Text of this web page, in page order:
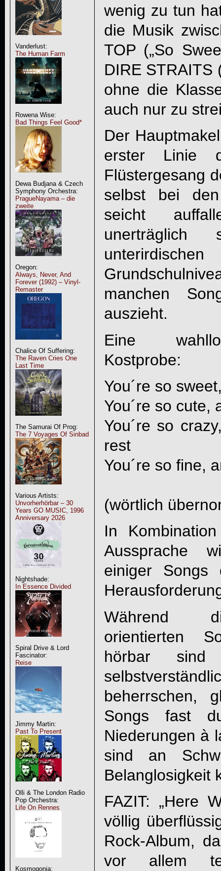
Vanderlust:
The Human Farm
Rowena Wise:
Bad Things Feel Good*
Dewa Budjana & Czech
Symphony Orchestra:
PragueNayama – die
zweite
Oregon:
Always, Never, And
Forever (1992) – Vinyl-
Remaster
Chalice Of Suffering:
The Raven Cries One
Last Time
The Samurai Of Prog:
The 7 Voyages Of Sinbad
Various Artists:
Unvorherhörbar – 30
Years GO MUSIC, 1996
Anniversary 2026
Nightshade:
In Essence Divided
Spiral Drive & Lord
Fascinator:
Reise
Jimmy Martin:
Past To Present
Olli & The London Radio
Pop Orchestra:
Life On Rennes
Kosmogonia:
wenig zu tun
die Musik
TOP („So
DIRE STRAITS
ohne die
auch nur zu
Der
erster Linie
Flüstergesang
selbst bei
seicht
manchen
auszieht.
Eine
Kostprobe:
You´re so
You´re so cute,
You´re so
rest
You´re so fine,
(wörtlich
In
Aussprache
einiger Songs
Während
orientierten
hörbar
beherrschen,
Songs fast
Niederungen à
sind an
Belanglosigkeit
FAZIT: „Here
völlig
Rock-Album,
vor allem